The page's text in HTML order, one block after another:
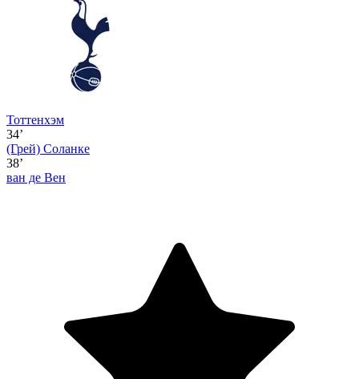
Тоттенхэм
34’
(Грей) Соланке
38’
ван де Вен